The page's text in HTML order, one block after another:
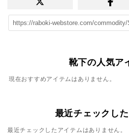
靴下の人気ア
現在おすすめアイテムはありません。
最近チェックし
最近チェックしたアイテムはありません。